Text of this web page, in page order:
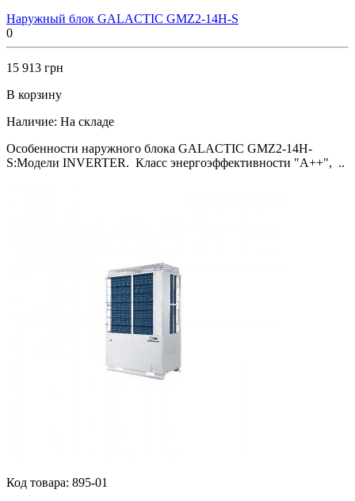
Наружный блок GALACTIC GMZ2-14H-S
0
15 913 грн
В корзину
Наличие: На складе
Особенности наружного блока GALACTIC GMZ2-14H-
S:Модели INVERTER. Класс энергоэффективности "А++", ..
Код товара: 895-01